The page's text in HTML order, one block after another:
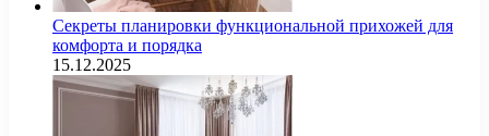
Секреты планировки функциональной прихожей для
комфорта и порядка
15.12.2025